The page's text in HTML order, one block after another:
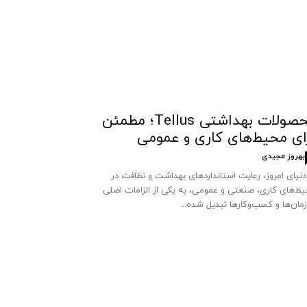
محصولات بهداشتی Tellus؛ مطمئن
محیط‌های کاری و عمومی
بهروز مجیدی
امروز، رعایت استانداردهای بهداشت و نظافت در
کاری، صنعتی و عمومی، به یکی از الزامات اصلی
و کسب‌وکارها تبدیل شده...